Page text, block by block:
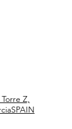
Z,
SPAIN